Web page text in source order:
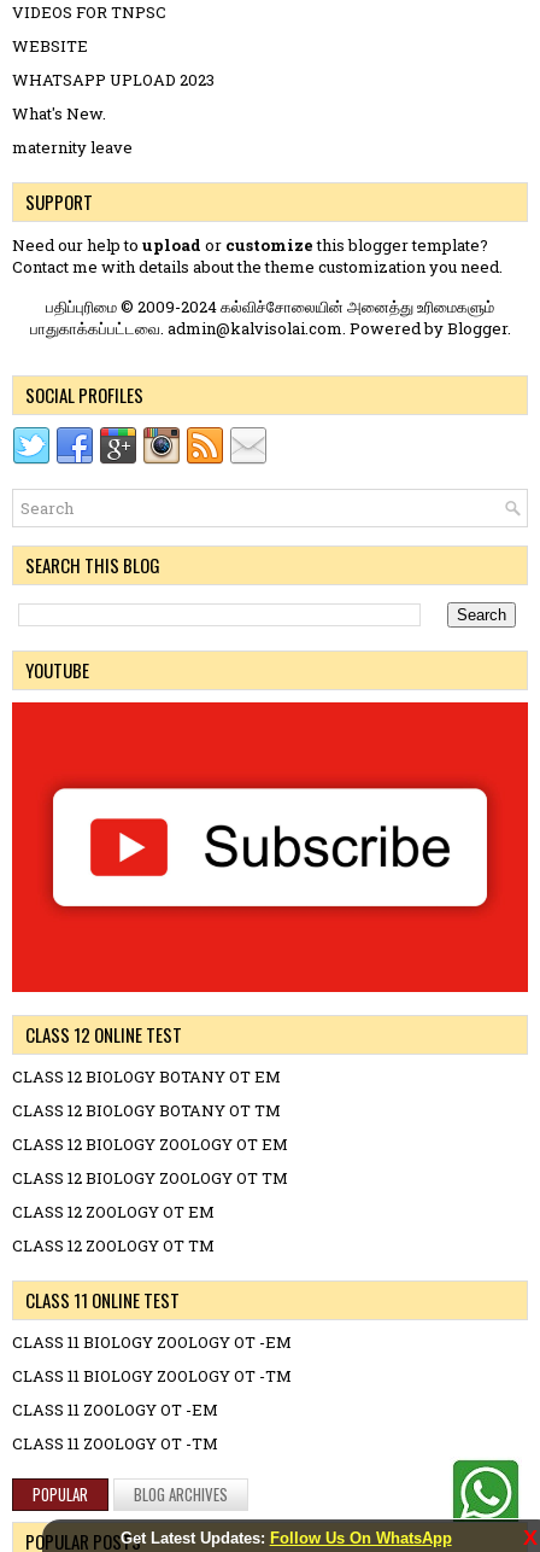
Get Latest Updates: Follow Us On WhatsApp X
VIDEOS FOR TNPSC
WEBSITE
WHATSAPP UPLOAD 2023
What's New.
maternity leave
SUPPORT
Need our help to upload or customizethis blogger template?
Contact me with details about the theme customization you need.
பதிப்புரிமை © 2009-2024 கல்விச்சோலையின் அனைத்து உரிமைகளும்
பாதுகாக்கப்பட்டவை. admin@kalvisolai.com. Powered byBlogger.
SOCIAL PROFILES
SEARCH THIS BLOG
YOUTUBE
CLASS 12 ONLINE TEST
CLASS 12 BIOLOGY BOTANY OT EM
CLASS 12 BIOLOGY BOTANY OT TM
CLASS 12 BIOLOGY ZOOLOGY OT EM
CLASS 12 BIOLOGY ZOOLOGY OT TM
CLASS 12 ZOOLOGY OT EM
CLASS 12 ZOOLOGY OT TM
CLASS 11 ONLINE TEST
CLASS 11 BIOLOGY ZOOLOGY OT -EM
CLASS 11 BIOLOGY ZOOLOGY OT -TM
CLASS 11 ZOOLOGY OT -EM
CLASS 11 ZOOLOGY OT -TM
POPULAR BLOG ARCHIVES
POPULAR POSTS